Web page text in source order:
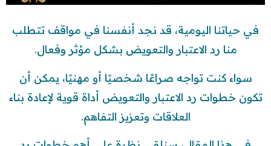
في حياتنا اليومية، قد نجد أنفسنا في مواقف تتطلب
منا رد الاعتبار والتعويض بشكل مؤثر وفعال.
سواء كنت تواجه صراعًا شخصيًا أو مهنيًا، يمكن أن
تكون خطوات رد الاعتبار والتعويض أداة قوية لإعادة بناء
العلاقات وتعزيز التفاهم.